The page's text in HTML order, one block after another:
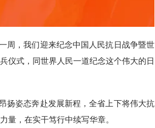
周，我们迎来纪念中国人民抗日战争暨世
仪式，同世界人民一道纪念这个伟大的日
扬姿态奔赴发展新程，全省上下将伟大抗
量，在实干笃行中续写华章。